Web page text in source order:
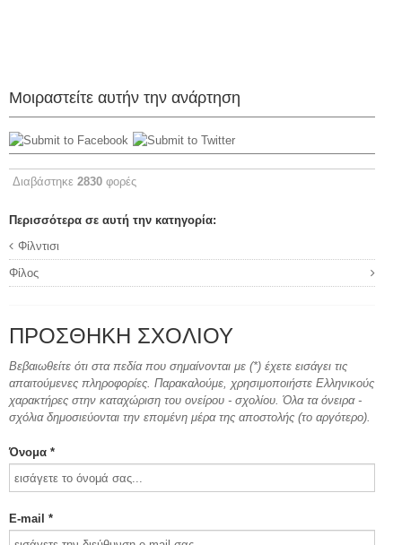
Μοιραστείτε αυτήν την ανάρτηση
Διαβάστηκε 2830 φορές
Περισσότερα σε αυτή την κατηγορία:
Φίλντισι
Φίλος
ΠΡΟΣΘΉΚΗ ΣΧΟΛΊΟΥ
Βεβαιωθείτε ότι στα πεδία που σημαίνονται με (*) έχετε εισάγει τις
απαιτούμενες πληροφορίες. Παρακαλούμε, χρησιμοποιήστε Ελληνικούς
χαρακτήρες στην καταχώριση του ονείρου - σχολίου. Όλα τα όνειρα -
σχόλια δημοσιεύονται την επομένη μέρα της αποστολής (το αργότερο).
Όνομα *
E-mail *